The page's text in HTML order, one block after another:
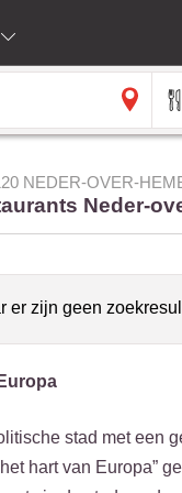
NEDER-OVER-
Neder-
er zijn geen
stad met een
hart van Europa”